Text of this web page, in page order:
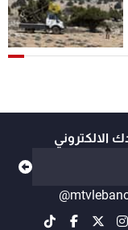
الالكتروني